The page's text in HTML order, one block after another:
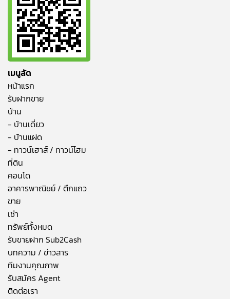
เมนูลัด
หน้าแรก
รับฝากขาย
บ้าน
- บ้านเดี่ยว
- บ้านแฝด
- ทาวน์เฮาส์ / ทาวน์โฮม
ที่ดิน
คอนโด
อาคารพาณิชย์ / ตึกแถว
ขาย
เช่า
ทรัพย์ทั้งหมด
รับขายฝาก Sub2Cash
บทความ / ข่าวสาร
ทีมงานคุณภาพ
รับสมัคร Agent
ติดต่อเรา